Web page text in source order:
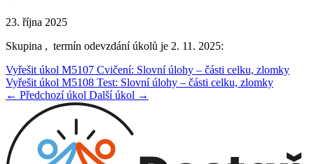
23. října 2025
Skupina , termín odevzdání úkolů je 2. 11. 2025:
Vyřešit úkol M5107 Cvičení: Slovní úlohy – části celku, zlomky
Vyřešit úkol M5108 Test: Slovní úlohy – části celku, zlomky
← Předchozí úkol Další úkol →